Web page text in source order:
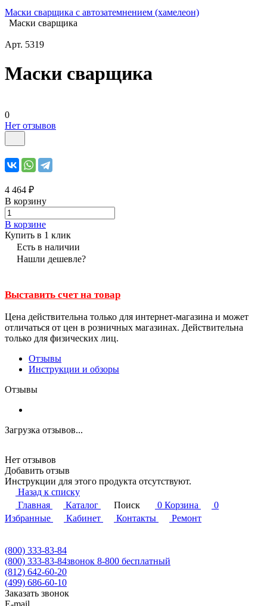
Маски сварщика с автозатемнением (хамелеон)
Маски сварщика
Арт. 5319
Маски сварщика
0
Нет отзывов
4 464 ₽
В корзину
В корзине
Купить в 1 клик
Есть в наличии
Нашли дешевле?
Выставить счет на товар
Цена действительна только для интернет-магазина и может
отличаться от цен в розничных магазинах. Действительна
только для физических лиц.
Отзывы
Инструкции и обзоры
Отзывы
Загрузка отзывов...
Нет отзывов
Добавить отзыв
Инструкции для этого продукта отсутствуют.
Назад к списку
Главная
Каталог Поиск 0 Корзина
0
Избранные
Кабинет Контакты Ремонт
(800) 333-83-84
(800) 333-83-84звонок 8-800 бесплатный
(812) 642-60-20
(499) 686-60-10
Заказать звонок